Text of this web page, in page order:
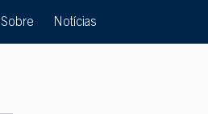
Sobre Notícias